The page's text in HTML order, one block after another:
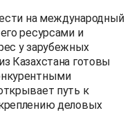
на международный
ресурсами и
у зарубежных
Казахстана готовы
путь к
деловых